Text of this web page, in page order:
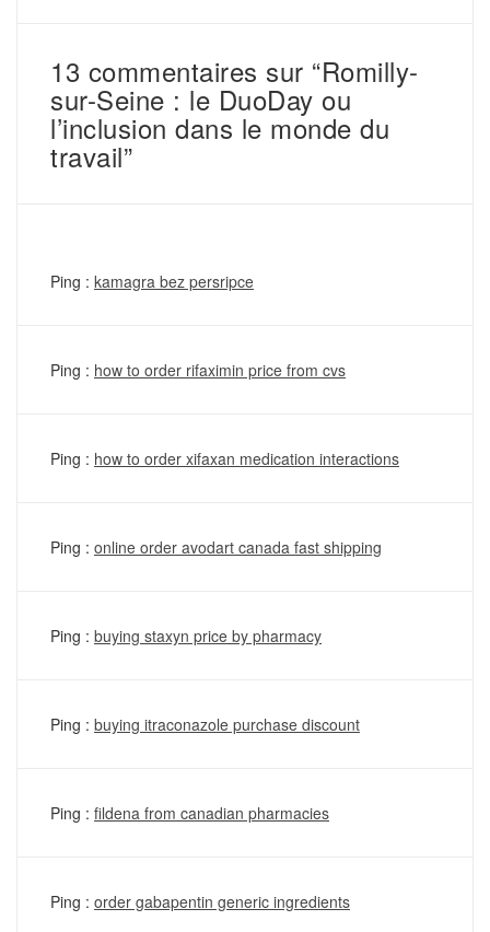
13 commentaires sur “Romilly-
sur-Seine : le DuoDay ou
l’inclusion dans le monde du
travail”
Ping : kamagra bez persripce
Ping : how to order rifaximin price from cvs
Ping : how to order xifaxan medication interactions
Ping : online order avodart canada fast shipping
Ping : buying staxyn price by pharmacy
Ping : buying itraconazole purchase discount
Ping : fildena from canadian pharmacies
Ping : order gabapentin generic ingredients